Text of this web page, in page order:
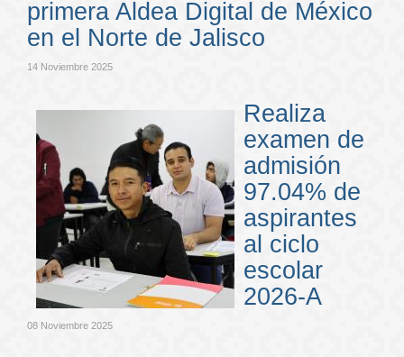
primera Aldea Digital de México
en el Norte de Jalisco
14 Noviembre 2025
Realiza
examen de
admisión
97.04% de
aspirantes
al ciclo
escolar
2026-A
08 Noviembre 2025